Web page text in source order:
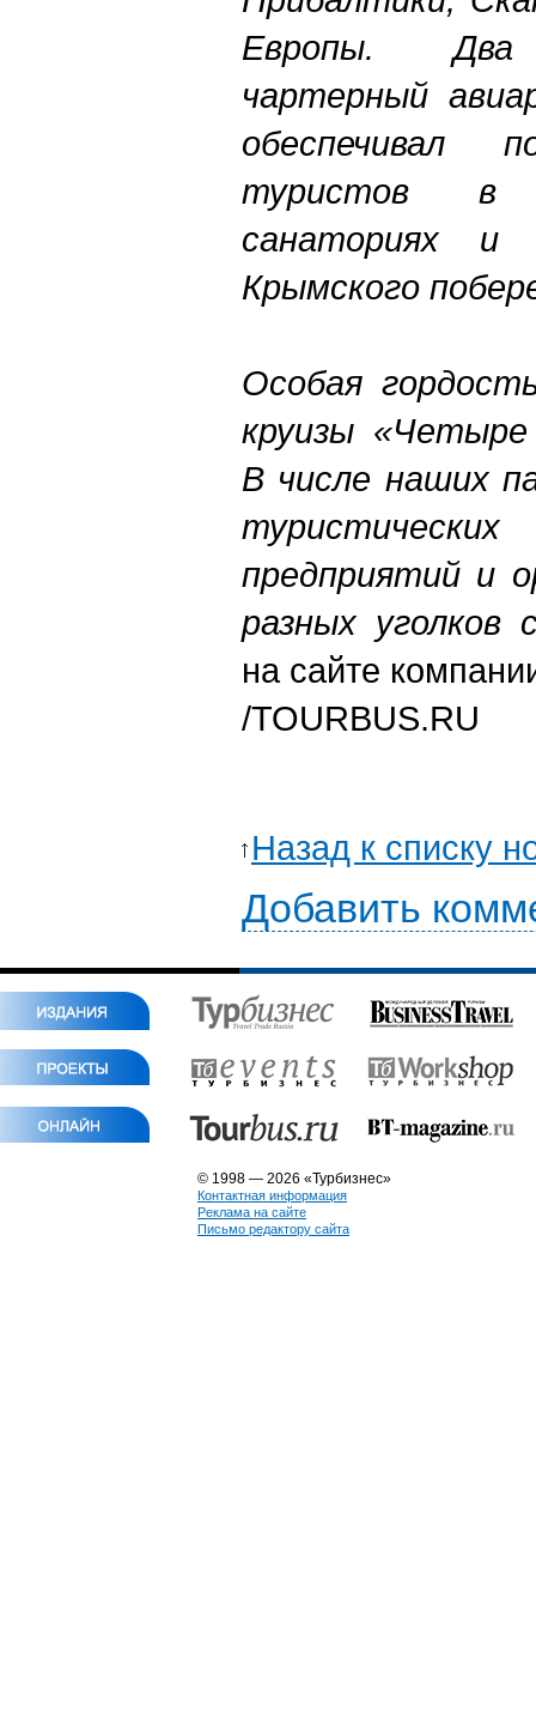
Европы. Два
чартерный
обеспечивал
туристов в
санаториях и
Крымского
Особая
круизы
В числе наших
предприятий и
разных уголков
на сайте
/TOURBUS.RU
Назад к списку
Добавить
© 1998 — 2026 «Турбизнес»
Контактная информация
Реклама на сайте
Письмо редактору сайта